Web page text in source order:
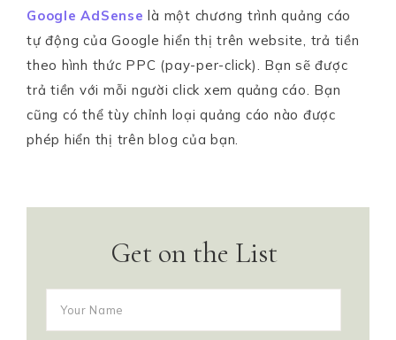
Google AdSense là một chương trình quảng cáo
tự động của Google hiển thị trên website, trả tiền
theo hình thức PPC (pay-per-click). Bạn sẽ được
trả tiền với mỗi người click xem quảng cáo. Bạn
cũng có thể tùy chỉnh loại quảng cáo nào được
phép hiển thị trên blog của bạn.
Get on the List